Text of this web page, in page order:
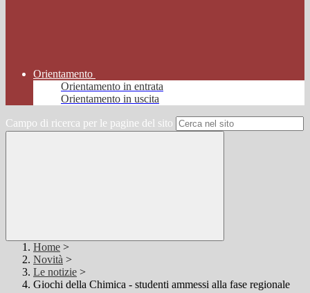
Orientamento
Orientamento in entrata
Orientamento in uscita
Campo di ricerca per le pagine del sito
Home >
Novità >
Le notizie >
Giochi della Chimica - studenti ammessi alla fase regionale